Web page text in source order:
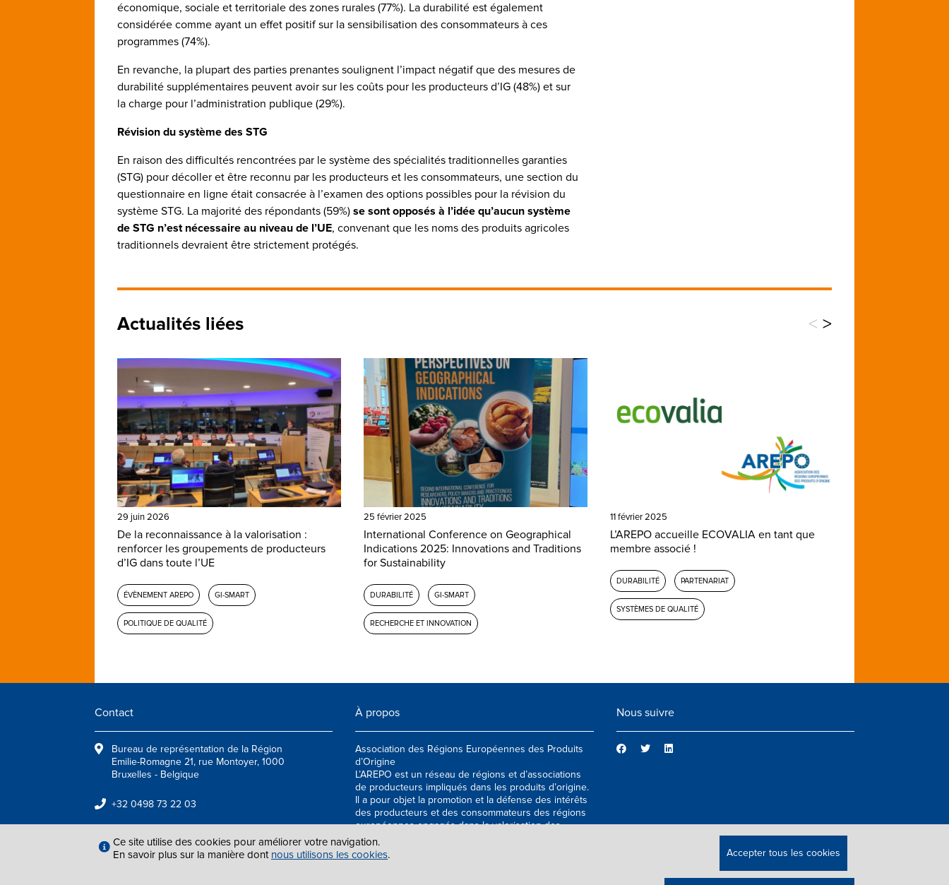
économique, sociale et territoriale des zones rurales (77%). La durabilité est également
considérée comme ayant un effet positif sur la sensibilisation des consommateurs à ces
programmes (74%).
En revanche, la plupart des parties prenantes soulignent l’impact négatif que des mesures de
durabilité supplémentaires peuvent avoir sur les coûts pour les producteurs d’IG (48%) et sur
la charge pour l’administration publique (29%).
Révision du système des STG
En raison des difficultés rencontrées par le système des spécialités traditionnelles garanties
(STG) pour décoller et être reconnu par les producteurs et les consommateurs, une section du
questionnaire en ligne était consacrée à l’examen des options possibles pour la révision du
système STG. La majorité des répondants (59%) se sont opposés à l’idée qu’aucun système
de STG n’est nécessaire au niveau de l’UE, convenant que les noms des produits agricoles
traditionnels devraient être strictement protégés.
Actualités liées < >
29 juin 2026
De la reconnaissance à la valorisation :
renforcer les groupements de producteurs
d’IG dans toute l’UE
ÉVÈNEMENT AREPO GI-SMART
POLITIQUE DE QUALITÉ
25 février 2025
International Conference on Geographical
Indications 2025: Innovations and Traditions
for Sustainability
DURABILITÉ GI-SMART
RECHERCHE ET INNOVATION
11 février 2025
L’AREPO accueille ECOVALIA en tant que
membre associé !
DURABILITÉ PARTENARIAT
SYSTÈMES DE QUALITÉ
Contact
Bureau de représentation de la Région
Emilie-Romagne 21, rue Montoyer, 1000
Bruxelles - Belgique
+32 0498 73 22 03
À propos
Association des Régions Européennes des Produits
d’Origine
L’AREPO est un réseau de régions et d’associations
de producteurs impliqués dans les produits d’origine.
Il a pour objet la promotion et la défense des intérêts
des producteurs et des consommateurs des régions
européennes engagés dans la valorisation des
produits agroalimentaires de qualité.
Nous suivre
Ce site utilise des cookies pour améliorer votre navigation.
En savoir plus sur la manière dont nous utilisons les cookies. Accepter tous les cookies